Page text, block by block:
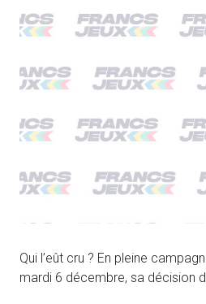
Qui l’eût cru ? En pleine
mardi 6 décembre, sa décision